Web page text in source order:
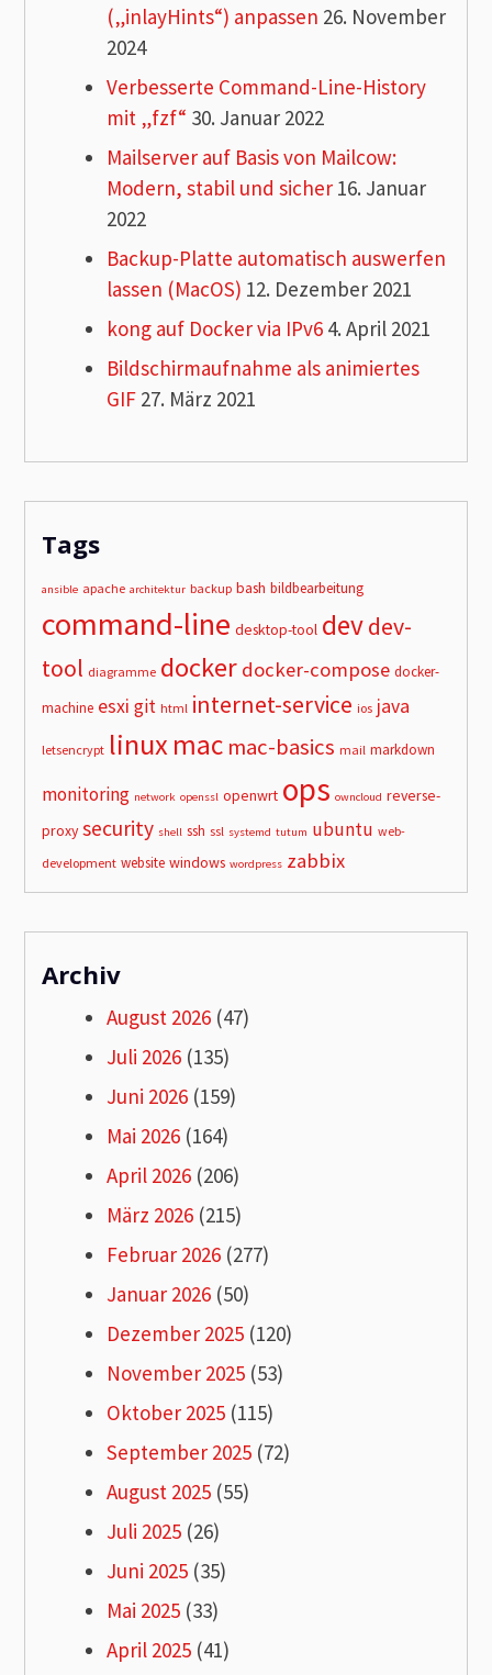
(„inlayHints“) anpassen 26. November
2024
Verbesserte Command-Line-History
mit „fzf“ 30. Januar 2022
Mailserver auf Basis von Mailcow:
Modern, stabil und sicher 16. Januar
2022
Backup-Platte automatisch auswerfen
lassen (MacOS) 12. Dezember 2021
kong auf Docker via IPv6 4. April 2021
Bildschirmaufnahme als animiertes
GIF 27. März 2021
Tags
ansible apache architektur backup bash bildbearbeitung
command-line desktop-tool devdev-
tool diagramme docker docker-compose docker-
machine esxi git html internet-service ios java
letsencrypt linuxmac mac-basics mail markdown
monitoring network openssl openwrt ops owncloud reverse-
proxy security shell ssh ssl systemd tutum ubuntu web-
development website windows wordpress zabbix
Archiv
August 2026 (47)
Juli 2026 (135)
Juni 2026 (159)
Mai 2026 (164)
April 2026 (206)
März 2026 (215)
Februar 2026 (277)
Januar 2026 (50)
Dezember 2025 (120)
November 2025 (53)
Oktober 2025 (115)
September 2025 (72)
August 2025 (55)
Juli 2025 (26)
Juni 2025 (35)
Mai 2025 (33)
April 2025 (41)